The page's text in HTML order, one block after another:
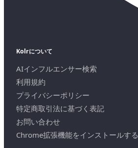
Kolrについて
AIインフルエンサー検索
利用規約
プライバシーポリシー
特定商取引法に基づく表記
お問い合わせ
Chrome拡張機能をインストールする